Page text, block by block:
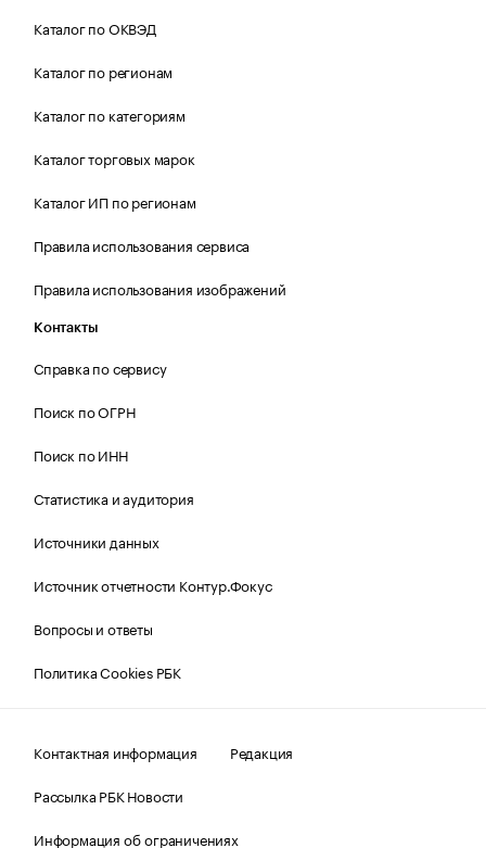
Каталог по ОКВЭД
Каталог по регионам
Каталог по категориям
Каталог торговых марок
Каталог ИП по регионам
Правила использования сервиса
Правила использования изображений
Контакты
Справка по сервису
Поиск по ОГРН
Поиск по ИНН
Статистика и аудитория
Источники данных
Источник отчетности Контур.Фокус
Вопросы и ответы
Политика Cookies РБК
Контактная информация
Редакция
Рассылка РБК Новости
Информация об ограничениях